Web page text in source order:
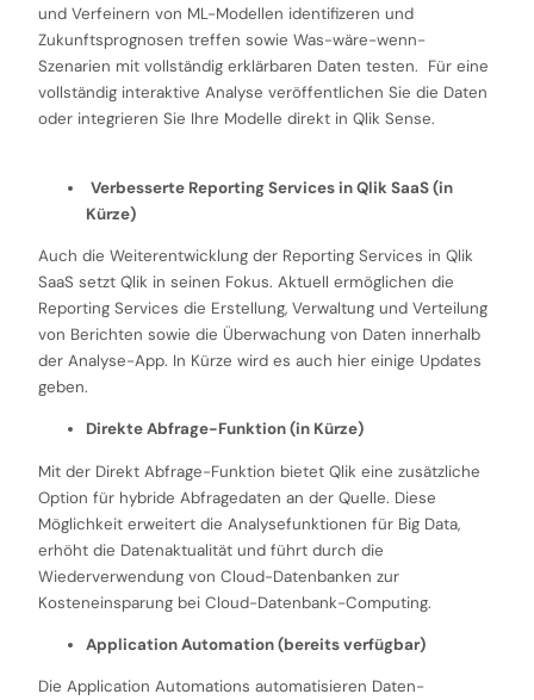
und Verfeinern von ML-Modellen identifizeren und
Zukunftsprognosen treffen sowie Was-wäre-wenn-
Szenarien mit vollständig erklärbaren Daten testen. Für eine
vollständig interaktive Analyse veröffentlichen Sie die Daten
oder integrieren Sie Ihre Modelle direkt in Qlik Sense.
Verbesserte Reporting Services in Qlik SaaS (in
Kürze)
Auch die Weiterentwicklung der Reporting Services in Qlik
SaaS setzt Qlik in seinen Fokus. Aktuell ermöglichen die
Reporting Services die Erstellung, Verwaltung und Verteilung
von Berichten sowie die Überwachung von Daten innerhalb
der Analyse-App. In Kürze wird es auch hier einige Updates
geben.
Direkte Abfrage-Funktion (in Kürze)
Mit der Direkt Abfrage-Funktion bietet Qlik eine zusätzliche
Option für hybride Abfragedaten an der Quelle. Diese
Möglichkeit erweitert die Analysefunktionen für Big Data,
erhöht die Datenaktualität und führt durch die
Wiederverwendung von Cloud-Datenbanken zur
Kosteneinsparung bei Cloud-Datenbank-Computing.
Application Automation (bereits verfügbar)
Die Application Automations automatisieren Daten-